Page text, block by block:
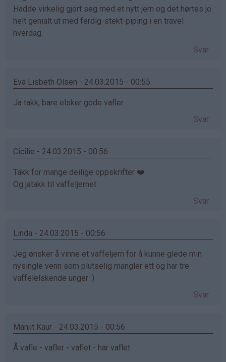
Hadde virkelig gjort seg med et nytt jern og det hørtes jo
helt genialt ut med ferdig-stekt-piping i en travel
hverdag.
Svar
Eva Lisbeth Olsen - 24.03.2015 - 00:55
Ja takk, bare elsker gode vafler
Svar
Cicilie - 24.03.2015 - 00:56
Takk for mange deilige oppskrifter ❤️
Og jatakk til vaffeljernet
Svar
Linda - 24.03.2015 - 00:56
Jeg ønsker å vinne et vaffeljern for å kunne glede min
nysingle venn som plutselig mangler ett og har tre
vaffelelskende unger :)
Svar
Manjit Kaur - 24.03.2015 - 00:56
Å vafle - vafler - vaflet - har vaflet